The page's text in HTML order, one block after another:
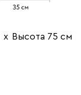
х Высота 75 см